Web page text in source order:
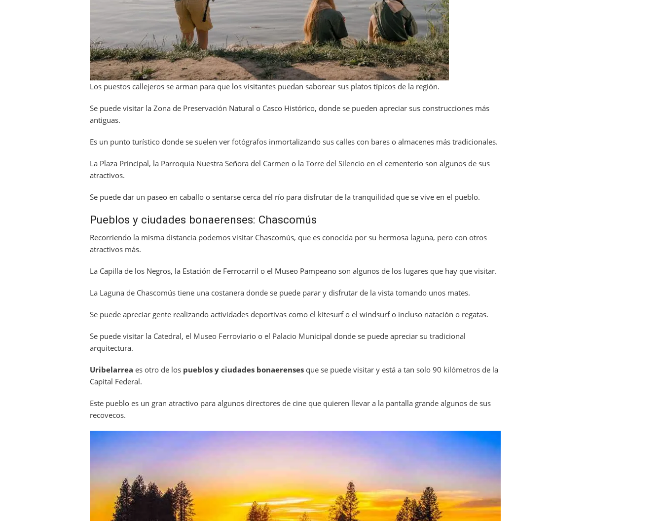
Los puestos callejeros se arman para que los visitantes puedan saborear sus platos típicos de la región.
Se puede visitar la Zona de Preservación Natural o Casco Histórico, donde se pueden apreciar sus construcciones más
antiguas.
Es un punto turístico donde se suelen ver fotógrafos inmortalizando sus calles con bares o almacenes más tradicionales.
La Plaza Principal, la Parroquia Nuestra Señora del Carmen o la Torre del Silencio en el cementerio son algunos de sus
atractivos.
Se puede dar un paseo en caballo o sentarse cerca del río para disfrutar de la tranquilidad que se vive en el pueblo.
Pueblos y ciudades bonaerenses: Chascomús
Recorriendo la misma distancia podemos visitar Chascomús, que es conocida por su hermosa laguna, pero con otros
atractivos más.
La Capilla de los Negros, la Estación de Ferrocarril o el Museo Pampeano son algunos de los lugares que hay que visitar.
La Laguna de Chascomús tiene una costanera donde se puede parar y disfrutar de la vista tomando unos mates.
Se puede apreciar gente realizando actividades deportivas como el kitesurf o el windsurf o incluso natación o regatas.
Se puede visitar la Catedral, el Museo Ferroviario o el Palacio Municipal donde se puede apreciar su tradicional
arquitectura.
Uribelarrea es otro de los pueblos y ciudades bonaerenses que se puede visitar y está a tan solo 90 kilómetros de la
Capital Federal.
Este pueblo es un gran atractivo para algunos directores de cine que quieren llevar a la pantalla grande algunos de sus
recovecos.